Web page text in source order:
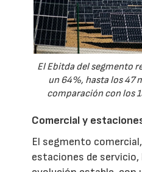
El Ebitda del segmento
un 64%, hasta los 47
comparación con los
Comercial y
El segmento
estaciones de